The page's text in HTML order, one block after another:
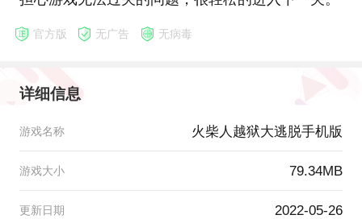
官方版 无广告 无病毒
详细信息
游戏名称 火柴人越狱大逃脱手机版
游戏大小 79.34MB
更新日期 2022-05-26